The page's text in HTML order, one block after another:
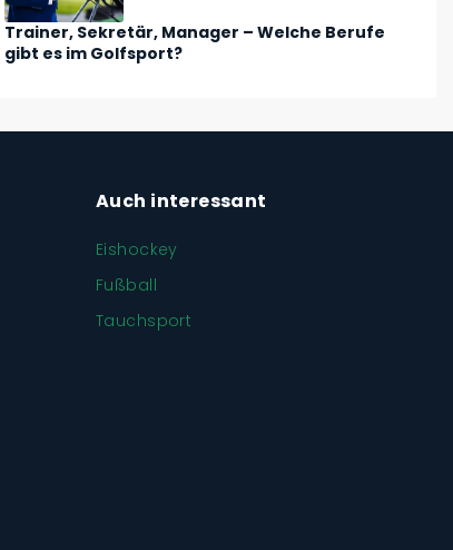
Trainer, Sekretär, Manager – Welche Berufe
gibt es im Golfsport?
Auch interessant
Eishockey
Fußball
Tauchsport